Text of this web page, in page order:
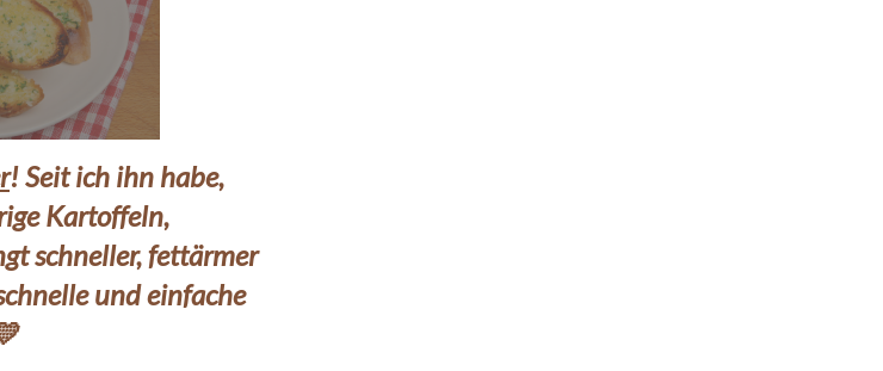
! Seit ich ihn habe,
Kartoffeln,
schneller, fettärmer
und einfache